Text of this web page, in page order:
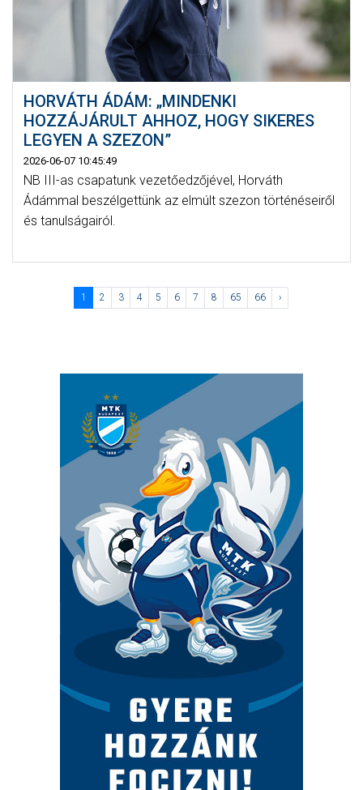
HORVÁTH ÁDÁM: „MINDENKI
HOZZÁJÁRULT AHHOZ, HOGY SIKERES
LEGYEN A SZEZON”
2026-06-07 10:45:49
NB III-as csapatunk vezetőedzőjével, Horváth
Ádámmal beszélgettünk az elmúlt szezon történéseiről
és tanulságairól.
1 2 3 4 5 6 7 8 65 66 ›